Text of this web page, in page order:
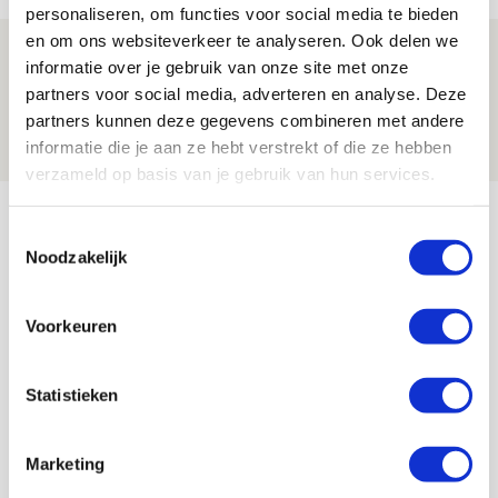
personaliseren, om functies voor social media te bieden
en om ons websiteverkeer te analyseren. Ook delen we
informatie over je gebruik van onze site met onze
partners voor social media, adverteren en analyse. Deze
partners kunnen deze gegevens combineren met andere
informatie die je aan ze hebt verstrekt of die ze hebben
verzameld op basis van je gebruik van hun services.
Noodzakelijk
Voorkeuren
Statistieken
Marketing
Volop enthousiasme in fotoverslag van
Europees treffen met Shelbourne
07 AUGUSTUS 2026 - 09:00
FOTOVERSLAG
Bekijk meer
AGENDA
23
Selectiedag ballenjongens/-meiden
11